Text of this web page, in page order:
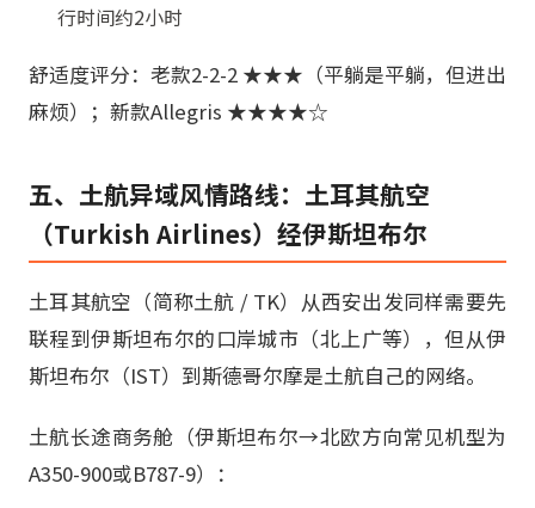
行时间约2小时
舒适度评分：老款2-2-2 ★★★（平躺是平躺，但进出
麻烦）；新款Allegris ★★★★☆
五、土航异域风情路线：土耳其航空
（Turkish Airlines）经伊斯坦布尔
土耳其航空（简称土航 / TK）从西安出发同样需要先
联程到伊斯坦布尔的口岸城市（北上广等），但从伊
斯坦布尔（IST）到斯德哥尔摩是土航自己的网络。
土航长途商务舱（伊斯坦布尔→北欧方向常见机型为
A350-900或B787-9）：